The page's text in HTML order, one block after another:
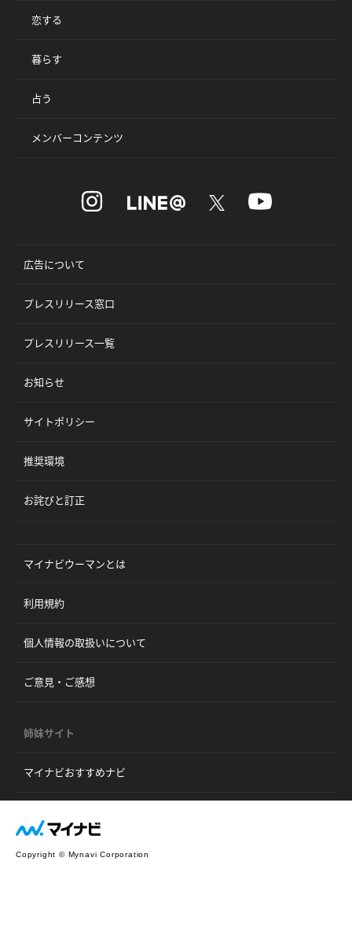
恋する
暮らす
占う
メンバーコンテンツ
広告について
プレスリリース窓口
プレスリリース一覧
お知らせ
サイトポリシー
推奨環境
お詫びと訂正
マイナビウーマンとは
利用規約
個人情報の取扱いについて
ご意見・ご感想
姉妹サイト
マイナビおすすめナビ
Copyright © Mynavi Corporation